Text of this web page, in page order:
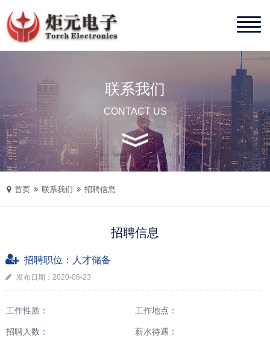
联系我们
CONTACT US
首页 联系我们 招聘信息
招聘信息
招聘职位：人才储备
发布日期：2020-06-23
工作性质： 工作地点：
招聘人数： 薪水待遇：